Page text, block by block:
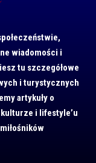
wiadomości i
tu szczegółowe
i turystycznych
artykuły o
i lifestyle’u